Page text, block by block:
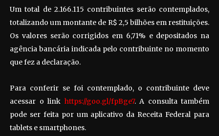
Um total de 2.166.115 contribuintes serão contemplados,
totalizando um montante de R$ 2,5 bilhões em restituições.
Os valores serão corrigidos em 6,71% e depositados na
agência bancária indicada pelo contribuinte no momento
que fez a declaração.
Para conferir se foi contemplado, o contribuinte deve
acessar o link https://goo.gl/fpBge7. A consulta também
pode ser feita por um aplicativo da Receita Federal para
tablets e smartphones.